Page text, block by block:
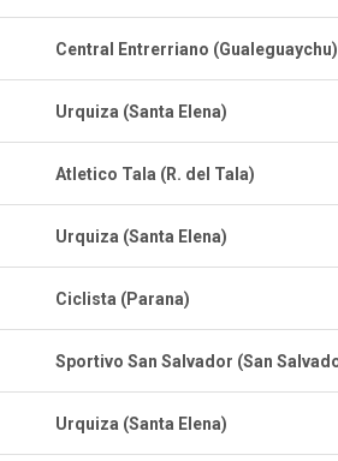
Central Entrerriano (Gualeguaychu)
Urquiza (Santa Elena)
Atletico Tala (R. del Tala)
Urquiza (Santa Elena)
Ciclista (Parana)
Urquiza (Santa Elena)